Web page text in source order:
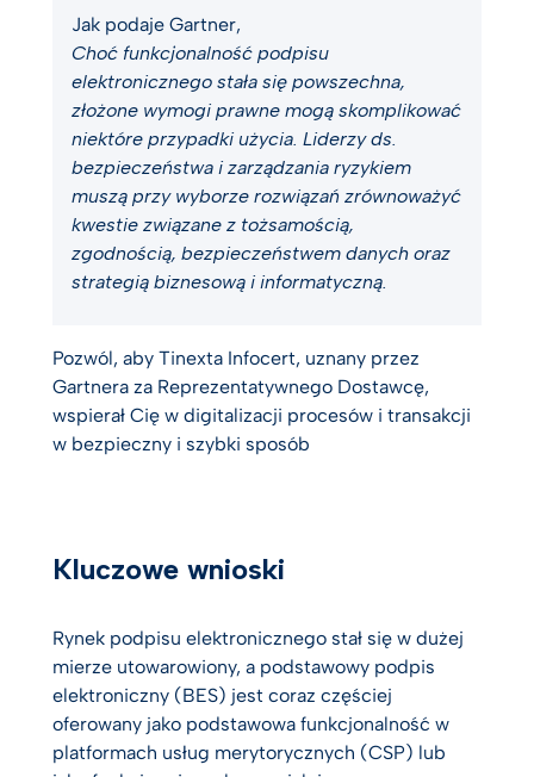
Jak podaje Gartner,
Choć funkcjonalność podpisu
elektronicznego stała się powszechna,
złożone wymogi prawne mogą skomplikować
niektóre przypadki użycia. Liderzy ds.
bezpieczeństwa i zarządzania ryzykiem
muszą przy wyborze rozwiązań zrównoważyć
kwestie związane z tożsamością,
zgodnością, bezpieczeństwem danych oraz
strategią biznesową i informatyczną.
Pozwól, aby Tinexta Infocert, uznany przez
Gartnera za Reprezentatywnego Dostawcę,
wspierał Cię w digitalizacji procesów i transakcji
w bezpieczny i szybki sposób
Kluczowe wnioski
Rynek podpisu elektronicznego stał się w dużej
mierze utowarowiony, a podstawowy podpis
elektroniczny (BES) jest coraz częściej
oferowany jako podstawowa funkcjonalność w
platformach usług merytorycznych (CSP) lub